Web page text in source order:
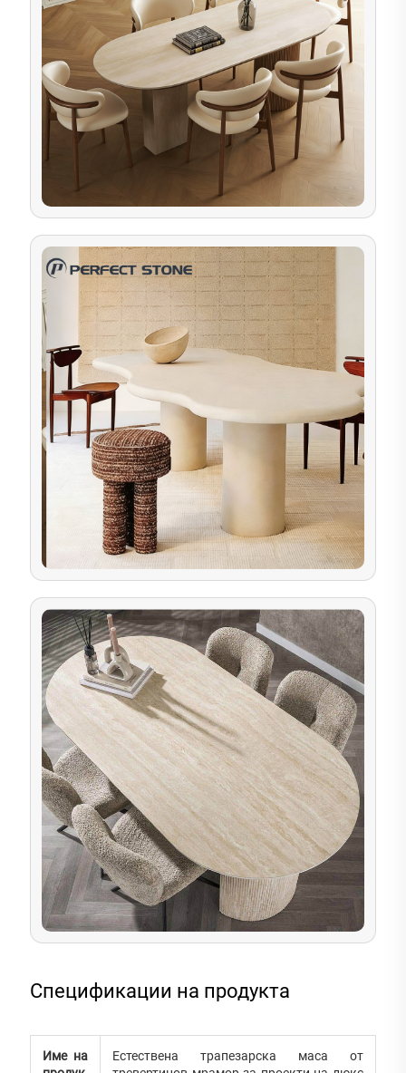
Спецификации на продукта
Име на
Естествена трапезарска маса от